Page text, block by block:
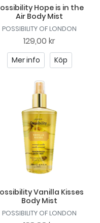
Hope is in the
Air Body Mist
POSSIBILITY OF LONDON
129,00 kr
Mer info Köp
Vanilla Kisses
Body Mist
POSSIBILITY OF LONDON